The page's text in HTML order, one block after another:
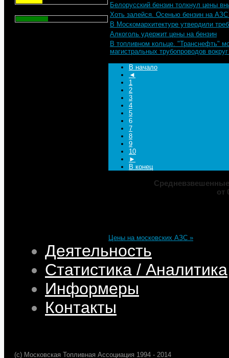
Белорусский бензин толкнул цены
Хоть залейся. Осенью бензин на
В Москомархитектуре утвердили
Алкоголь удержит цены на бензин
В топливном кольце. "Транснефть"
магистральных трубопроводов
В начало
◄
1
2
3
4
5
6
7
8
9
10
►
В конец
от
Цены на московских АЗС »
Деятельность
Статистика / Аналитика
Информеры
Контакты
(c) Московская Топливная Ассоциация 1994 - 2014